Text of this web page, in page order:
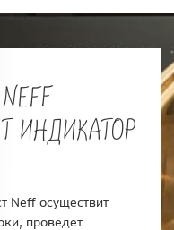
ИНДИКАТОР
Neff осуществит
проведет